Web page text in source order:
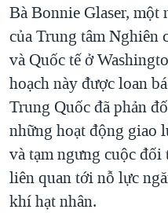
Bà Bonnie Glaser, một
của Trung tâm Nghiên
và Quốc tế ở
hoạch này được loan
Trung Quốc đã phản
những hoạt động giao
và tạm ngưng cuộc
liên quan tới nỗ lực
khí hạt nhân.